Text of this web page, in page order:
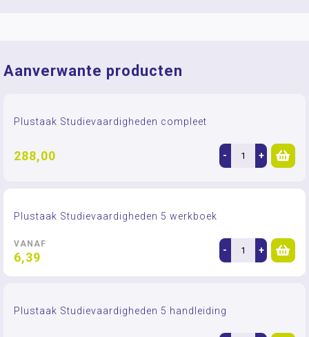
Aanverwante producten
Plustaak Studievaardigheden compleet
288,00 - +
Plustaak Studievaardigheden 5 werkboek
VANAF
6,39 - +
Plustaak Studievaardigheden 5 handleiding